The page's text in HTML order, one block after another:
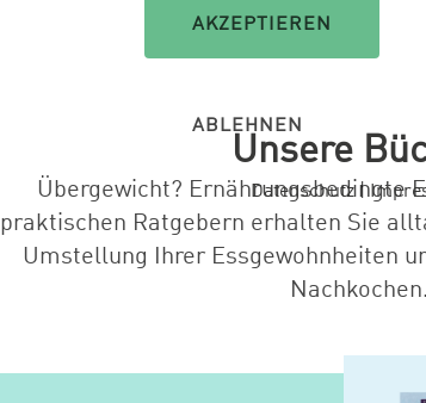
Unsere
Übergewicht? Ernährungsbedingte
praktischen Ratgebern erhalten Sie
Umstellung Ihrer Essgewohnheiten
Nachkochen.
AKZEPTIEREN
ABLEHNEN
Datenschutz|